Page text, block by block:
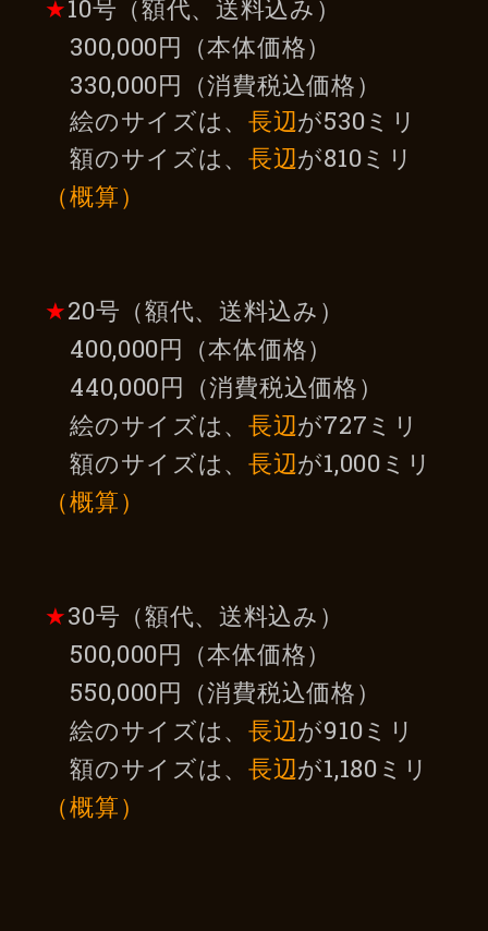
★10号（額代、送料込み）
300,000円（本体価格）
330,000円（消費税込価格）
絵のサイズは、長辺が530ミリ
額のサイズは、長辺が810ミリ
（概算）
★20号（額代、送料込み）
400,000円（本体価格）
440,000円（消費税込価格）
絵のサイズは、長辺が727ミリ
額のサイズは、長辺が1,000ミリ
（概算）
★30号（額代、送料込み）
500,000円（本体価格）
550,000円（消費税込価格）
絵のサイズは、長辺が910ミリ
額のサイズは、長辺が1,180ミリ
（概算）